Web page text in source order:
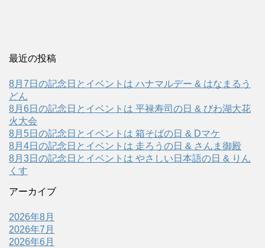
最近の投稿
8月7日の記念日とイベントは ハナマルデー & はなまるう
どん
8月6日の記念日とイベントは 平禄寿司の日 & びわ湖大花
火大会
8月5日の記念日とイベントは 箱そばの日 & Dマケ
8月4日の記念日とイベントは 走ろうの日 & さんま御殿
8月3日の記念日とイベントは やさしい日本語の日 & りん
くす
アーカイブ
2026年8月
2026年7月
2026年6月